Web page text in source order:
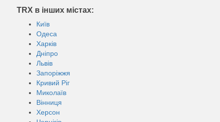
TRX в інших містах:
Київ
Одеса
Харків
Дніпро
Львів
Запоріжжя
Кривий Ріг
Миколаїв
Вінниця
Херсон